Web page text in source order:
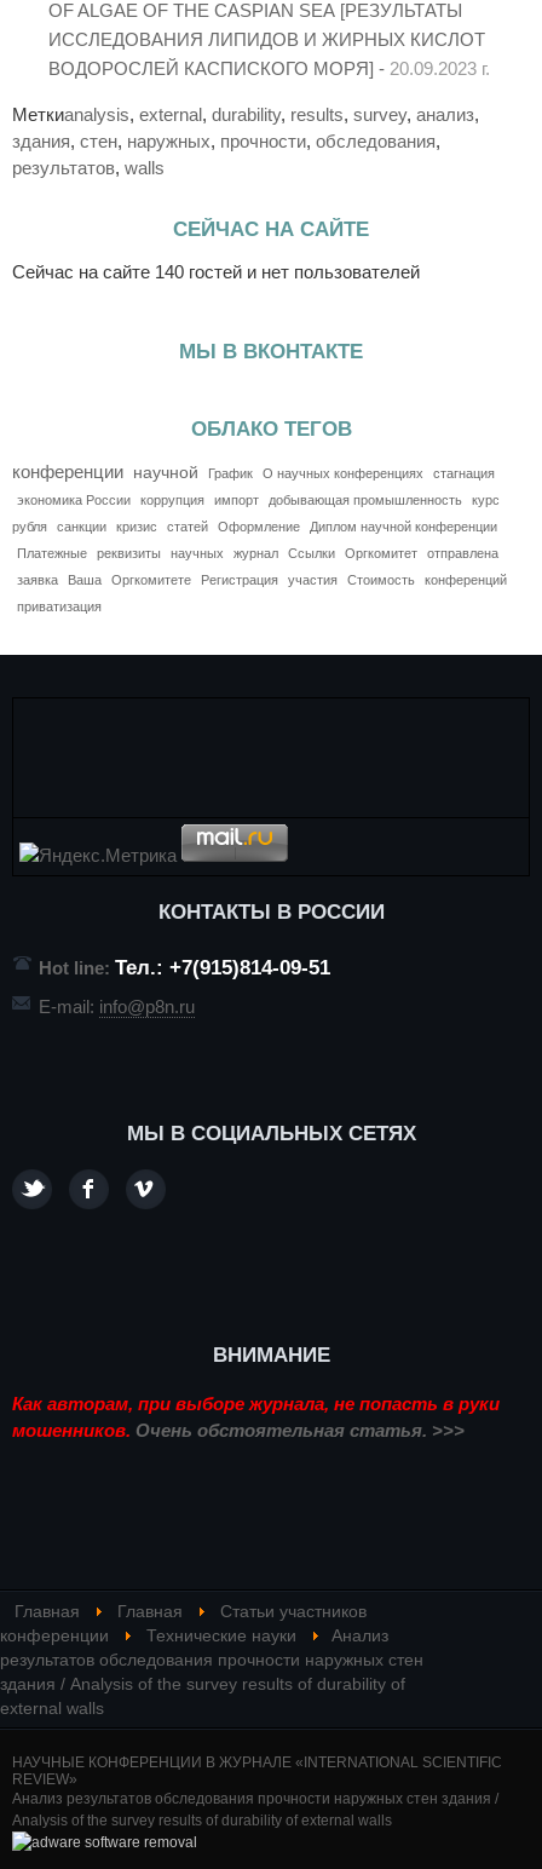
OF ALGAE OF THE CASPIAN SEA [РЕЗУЛЬТАТЫ
ИССЛЕДОВАНИЯ ЛИПИДОВ И ЖИРНЫХ КИСЛОТ
ВОДОРОСЛЕЙ КАСПИСКОГО МОРЯ] - 20.09.2023 г.
Меткиanalysis, external, durability, results, survey, анализ,
здания, стен, наружных, прочности, обследования,
результатов, walls
СЕЙЧАС НА САЙТЕ
Сейчас на сайте 140 гостей и нет пользователей
МЫ В ВКОНТАКТЕ
ОБЛАКО ТЕГОВ
конференции научной График О научных конференциях
стагнация
экономика России
коррупция импорт добывающая промышленность
курс
рубля
санкции кризис статей Оформление
Диплом научной конференции
Платежные
реквизиты научных журнал Ссылки Оргкомитет
отправлена
заявка
Ваша Оргкомитете Регистрация участия Стоимость
конференций
приватизация
КОНТАКТЫ В РОССИИ
Hot line: Тел.: +7(915)814-09-51
E-mail: info@p8n.ru
МЫ В СОЦИАЛЬНЫХ СЕТЯХ
ВНИМАНИЕ
Как авторам, при выборе журнала, не попасть в руки
мошенников. Очень обстоятельная статья. >>>
Главная Главная
Статьи участников
конференции
Технические науки
Анализ
результатов обследования прочности наружных стен
здания / Analysis of the survey results of durability of
external walls
НАУЧНЫЕ КОНФЕРЕНЦИИ В ЖУРНАЛЕ «INTERNATIONAL SCIENTIFIC
REVIEW»
Анализ результатов обследования прочности наружных стен здания /
Analysis of the survey results of durability of external walls